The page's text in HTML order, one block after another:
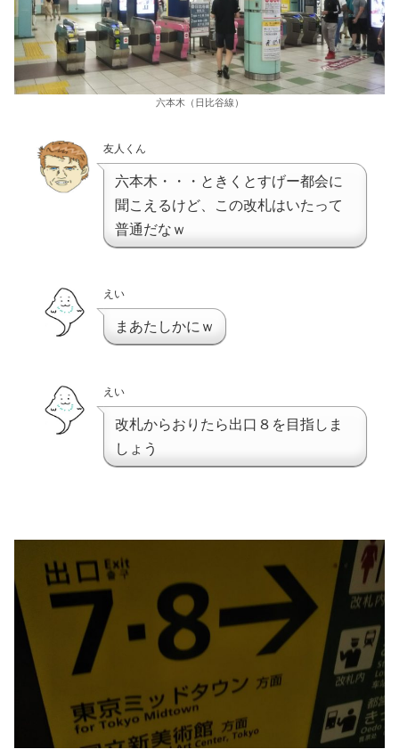
六本木（日比谷線）
友人くん
六本木・・・ときくとすげー都会に
聞こえるけど、この改札はいたって
普通だなｗ
えい
まあたしかにｗ
えい
改札からおりたら出口８を目指しま
しょう